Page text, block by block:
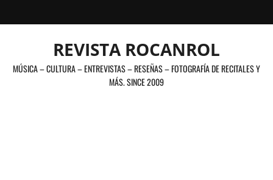
al
REVISTA ROCANROL
MÚSICA – CULTURA – ENTREVISTAS – RESEÑAS – FOTOGRAFÍA DE RECITALES Y
MÁS. SINCE 2009